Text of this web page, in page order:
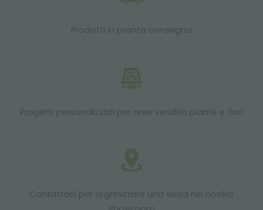
Prodotti in pronta consegna
Progetti personalizzati per aree vendita piante e fiori
Contattaci per organizzare una visita nel nostro